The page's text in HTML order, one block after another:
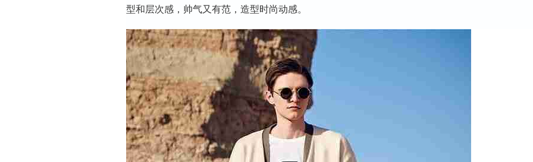
型和层次感，帅气又有范，造型时尚动感。